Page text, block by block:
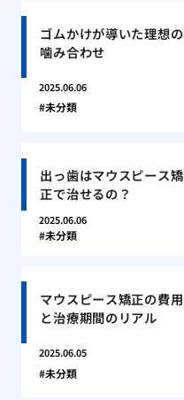
ゴムかけが導いた理想の
噛み合わせ
2025.06.06
未分類
出っ歯はマウスピース矯
正で治せるの？
2025.06.06
未分類
マウスピース矯正の費用
と治療期間のリアル
2025.06.05
未分類